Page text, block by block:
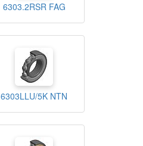
6303.2RSR FAG
6303LLU/5K NTN